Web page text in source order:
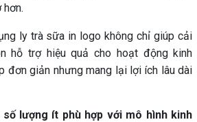
hơn.
ly trà sữa in logo không chỉ giúp cải
hỗ trợ hiệu quả cho hoạt động kinh
đơn giản nhưng mang lại lợi ích lâu dài
lượng ít phù hợp với mô hình kinh